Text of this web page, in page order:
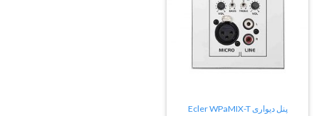
پنل دیواری Ecler WPaMIX-T